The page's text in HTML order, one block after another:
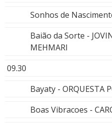
Sonhos de
Baião da Sorte -
MEHMARI
09.30
Bayaty - ORQUESTA
Boas Vibracoes -